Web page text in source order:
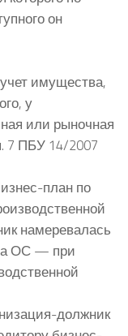
он
имущества,
у
или рыночная
7 ПБУ 14/2007
план по
намеревалась
ОС — при
должник